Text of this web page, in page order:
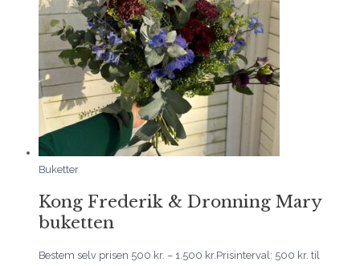
Buketter
Kong Frederik & Dronning Mary
buketten
Bestem selv prisen 500 kr. – 1.500 kr. Prisinterval: 500 kr. til